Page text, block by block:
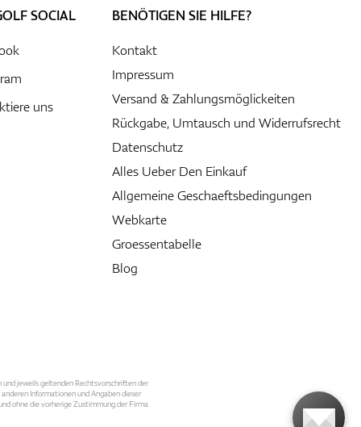
SOCIAL
uns
BENÖTIGEN SIE HILFE?
Kontakt
Impressum
Versand & Zahlungsmöglickeiten
Rückgabe, Umtausch und Widerrufsrecht
Datenschutz
Alles Ueber Den Einkauf
Allgemeine Geschaeftsbedingungen
Webkarte
Groessentabelle
Blog
jeweils geltenden Rechtsvorschriften der
Informationen und Angaben dieser
ohne die vorherige Zustimmung der Firma